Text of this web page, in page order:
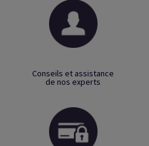
Conseils et assistance
de nos experts